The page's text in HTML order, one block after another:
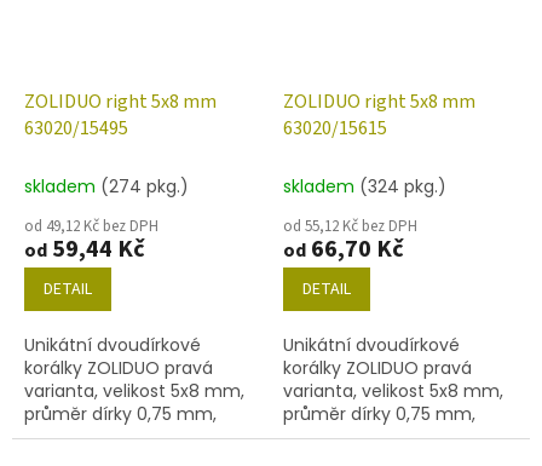
ZOLIDUO right 5x8 mm
63020/15495
skladem (274 pkg.)
od 49,12 Kč bez DPH
od 59,44 Kč
DETAIL
Unikátní dvoudírkové
korálky ZOLIDUO pravá
varianta, velikost 5x8 mm,
průměr dírky 0,75 mm,
obsah balení 20 ks nebo
ZOLIDUO right 5x8 mm
63020/15615
skladem (324 pkg.)
od 55,12 Kč bez DPH
od 66,70 Kč
DETAIL
Unikátní dvoudírkové
korálky ZOLIDUO pravá
varianta, velikost 5x8 mm,
průměr dírky 0,75 mm,
obsah balení 20 ks nebo